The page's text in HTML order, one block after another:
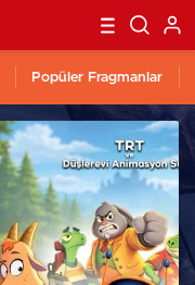
Popüler Fragmanlar